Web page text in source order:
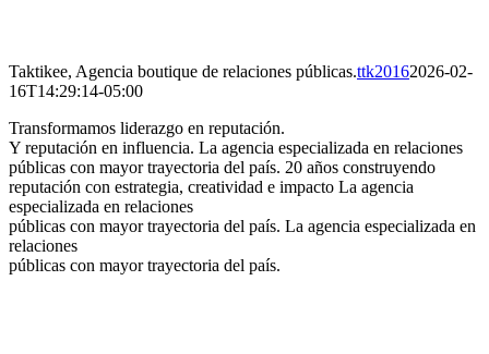
Taktikee, Agencia boutique de relaciones públicas.ttk20162026-02-
16T14:29:14-05:00
Transformamos liderazgo en reputación.
Y reputación en influencia. La agencia especializada en relaciones
públicas con mayor trayectoria del país. 20 años construyendo
reputación con estrategia, creatividad e impacto La agencia
especializada en relaciones
públicas con mayor trayectoria del país. La agencia especializada en
relaciones
públicas con mayor trayectoria del país.